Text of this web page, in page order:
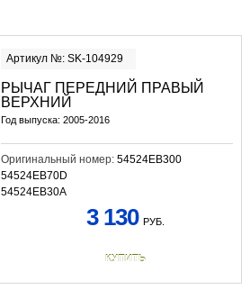
Артикул №: SK-104929
РЫЧАГ ПЕРЕДНИЙ ПРАВЫЙ
ВЕРХНИЙ
Год выпуска: 2005-2016
Оригинальный номер: 54524EB300
54524EB70D
54524EB30A
3 130 РУБ.
КУПИТЬ